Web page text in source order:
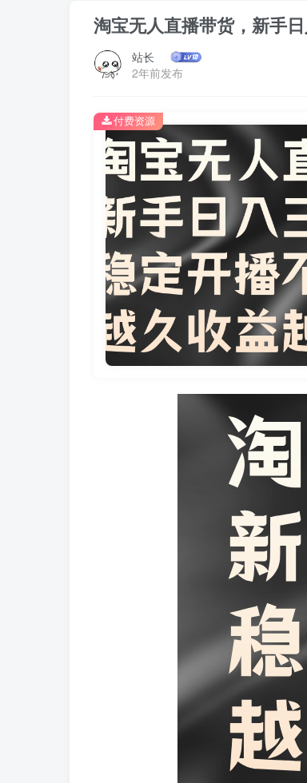
淘宝无人直播带货，新手
站长
2年前发布
付费资源